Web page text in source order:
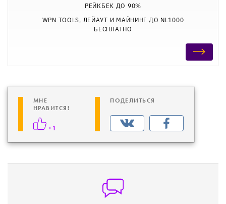
РЕЙКБЕК ДО 90%
WPN TOOLS, ЛЕЙАУТ И МАЙНИНГ ДО NL1000
БЕСПЛАТНО
МНЕ
НРАВИТСЯ!
+1
ПОДЕЛИТЬСЯ